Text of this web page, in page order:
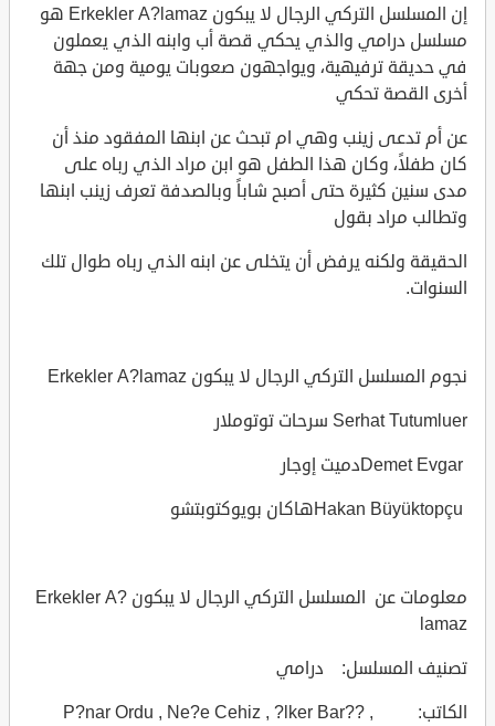
إن المسلسل التركي الرجال لا يبكون Erkekler A?lamaz هو
مسلسل درامي والذي يحكي قصة أب وابنه الذي يعملون
في حديقة ترفيهية، ويواجهون صعوبات يومية ومن جهة
أخرى القصة تحكي
عن أم تدعى زينب وهي ام تبحث عن ابنها المفقود منذ أن
كان طفلاً، وكان هذا الطفل هو ابن مراد الذي رباه على
مدى سنين كثيرة حتى أصبح شاباً وبالصدفة تعرف زينب ابنها
وتطالب مراد بقول
الحقيقة ولكنه يرفض أن يتخلى عن ابنه الذي رباه طوال تلك
السنوات.
نجوم المسلسل التركي الرجال لا يبكون Erkekler A?lamaz
Serhat Tutumluer سرحات توتوملار
معلومات عن المسلسل التركي الرجال لا يبكون Erkekler A?
lamaz
تصنيف المسلسل: درامي
الكاتب: P?nar Ordu , Ne?e Cehiz , ?lker Bar?? ,